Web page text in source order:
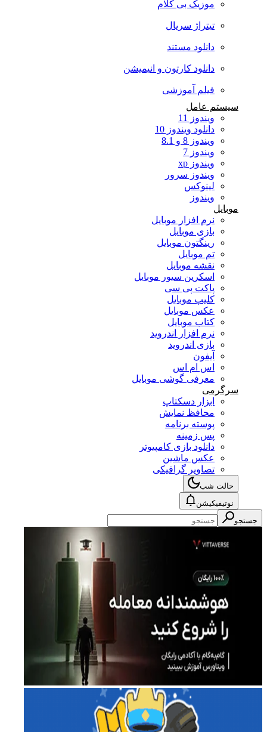
موزیک بی کلام
تیتراژ سریال
دانلود مستند
دانلود کارتون و انیمیشن
فیلم آموزشی
سیستم عامل
ویندوز 11
دانلود ویندوز 10
ویندوز 8 و 8.1
ویندوز 7
ویندوز xp
ویندوز سرور
لینوکس
ویندوز
موبایل
نرم افزار موبایل
بازی موبایل
رینگتون موبایل
تم موبایل
نقشه موبایل
اسکرین سیور موبایل
پاکت پی سی
کلیپ موبایل
عکس موبایل
کتاب موبایل
نرم افزار اندروید
بازی اندروید
آیفون
اس ام اس
معرفی گوشی موبایل
سرگرمی
ابزار دسکتاپ
محافظ نمایش
پوسته برنامه
پس زمینه
دانلود بازی کامپیوتر
عکس ماشین
تصاویر گرافیکی
حالت شب
نوتیفیکیشن
جستجو